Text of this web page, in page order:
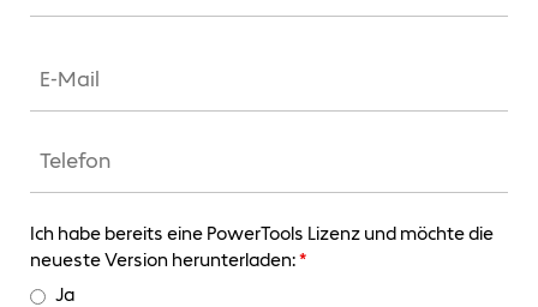
Ich habe bereits eine PowerTools Lizenz und möchte die
neueste Version herunterladen:*
Ja